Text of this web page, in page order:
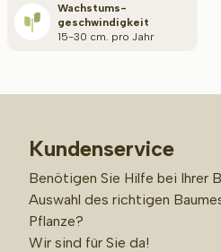
Wachstums­
geschwindigkeit
15-30 cm. pro Jahr
Kundenservice
Benötigen Sie Hilfe bei Ihrer
Auswahl des richtigen
Pflanze?
Wir sind für Sie da!